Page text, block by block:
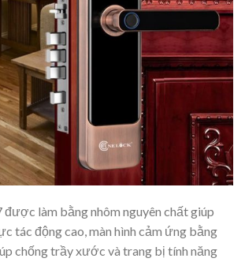
làm bằng nhôm nguyên chất giúp
tác động cao, màn hình cảm ứng bằng
chống trầy xước và trang bị tính năng